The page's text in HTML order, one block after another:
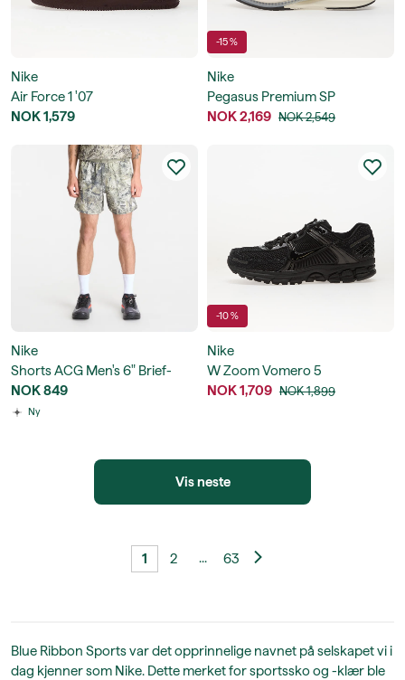
Nike
Air Force 1 '07
NOK 1,579
-15 %
Nike
Pegasus Premium SP
NOK 2,169 NOK 2,549
Nike
Shorts ACG Men's 6" Brief-
Lined Trail Running Shorts
NOK 849
Ny
-10 %
Nike
W Zoom Vomero 5
NOK 1,709 NOK 1,899
Vis neste
1 2 ... 63
Blue Ribbon Sports var det opprinnelige navnet på selskapet vi i
dag kjenner som Nike. Dette merket for sportssko og -klær ble